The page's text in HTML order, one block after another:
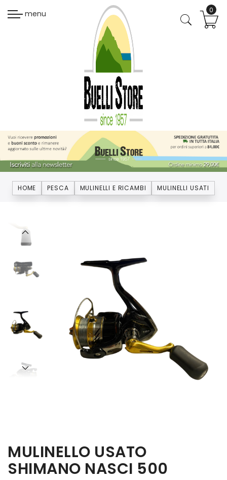
menu
HOME PESCA MULINELLI E RICAMBI MULINELLI USATI
MULINELLO USATO
SHIMANO NASCI 500